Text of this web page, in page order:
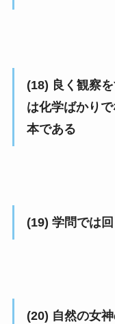
(18) 良く観察
は化学ばかり
本である
(19) 学問では
(20) 自然の女